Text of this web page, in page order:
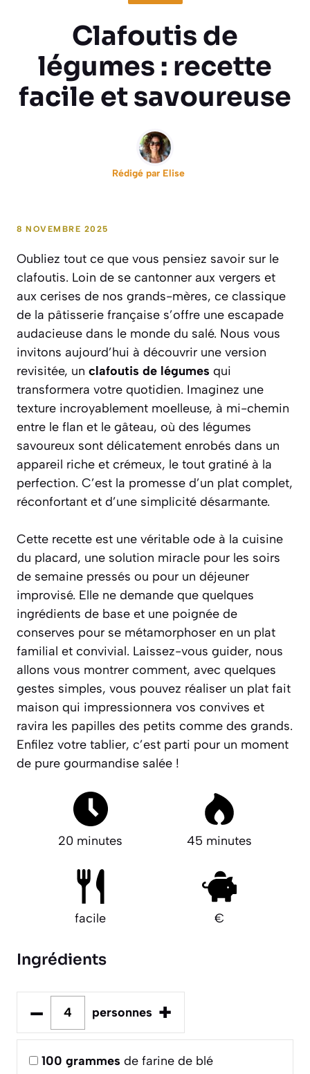
Clafoutis de
légumes : recette
facile et savoureuse
Rédigé par Elise
8 NOVEMBRE 2025
Oubliez tout ce que vous pensiez savoir sur le
clafoutis. Loin de se cantonner aux vergers et
aux cerises de nos grands-mères, ce classique
de la pâtisserie française s’offre une escapade
audacieuse dans le monde du salé. Nous vous
invitons aujourd’hui à découvrir une version
revisitée, un clafoutis de légumes qui
transformera votre quotidien. Imaginez une
texture incroyablement moelleuse, à mi-chemin
entre le flan et le gâteau, où des légumes
savoureux sont délicatement enrobés dans un
appareil riche et crémeux, le tout gratiné à la
perfection. C’est la promesse d’un plat complet,
réconfortant et d’une simplicité désarmante.
Cette recette est une véritable ode à la cuisine
du placard, une solution miracle pour les soirs
de semaine pressés ou pour un déjeuner
improvisé. Elle ne demande que quelques
ingrédients de base et une poignée de
conserves pour se métamorphoser en un plat
familial et convivial. Laissez-vous guider, nous
allons vous montrer comment, avec quelques
gestes simples, vous pouvez réaliser un plat fait
maison qui impressionnera vos convives et
ravira les papilles des petits comme des grands.
Enfilez votre tablier, c’est parti pour un moment
de pure gourmandise salée !
20 minutes 45 minutes
facile €
Ingrédients
– personnes +
100 grammes de farine de blé